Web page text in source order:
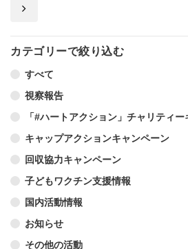
カテゴリーで絞り込む
すべて
視察報告
「#ハートアクション」チャリティ
キャップアクションキャンペーン
回収協力キャンペーン
子どもワクチン支援情報
国内活動情報
お知らせ
その他の活動